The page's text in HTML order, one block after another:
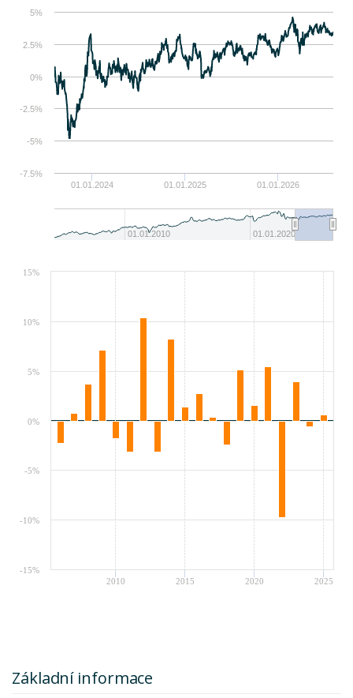
01.01.2024 01.01.2025 01.01.2026
01.01.2010 01.01.2020
0%
-7.5%
-5%
-2.5%
2.5%
5%
2010 2015 2020 2025
-15%
-10%
-5%
0%
5%
10%
15%
Základní informace